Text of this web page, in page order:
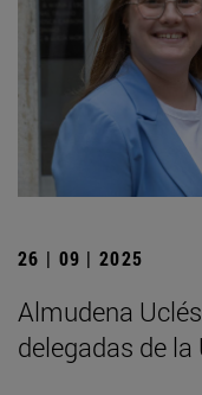
26 | 09 | 2025
Almudena
delegadas de